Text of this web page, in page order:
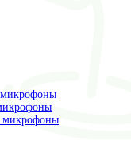
микрофоны